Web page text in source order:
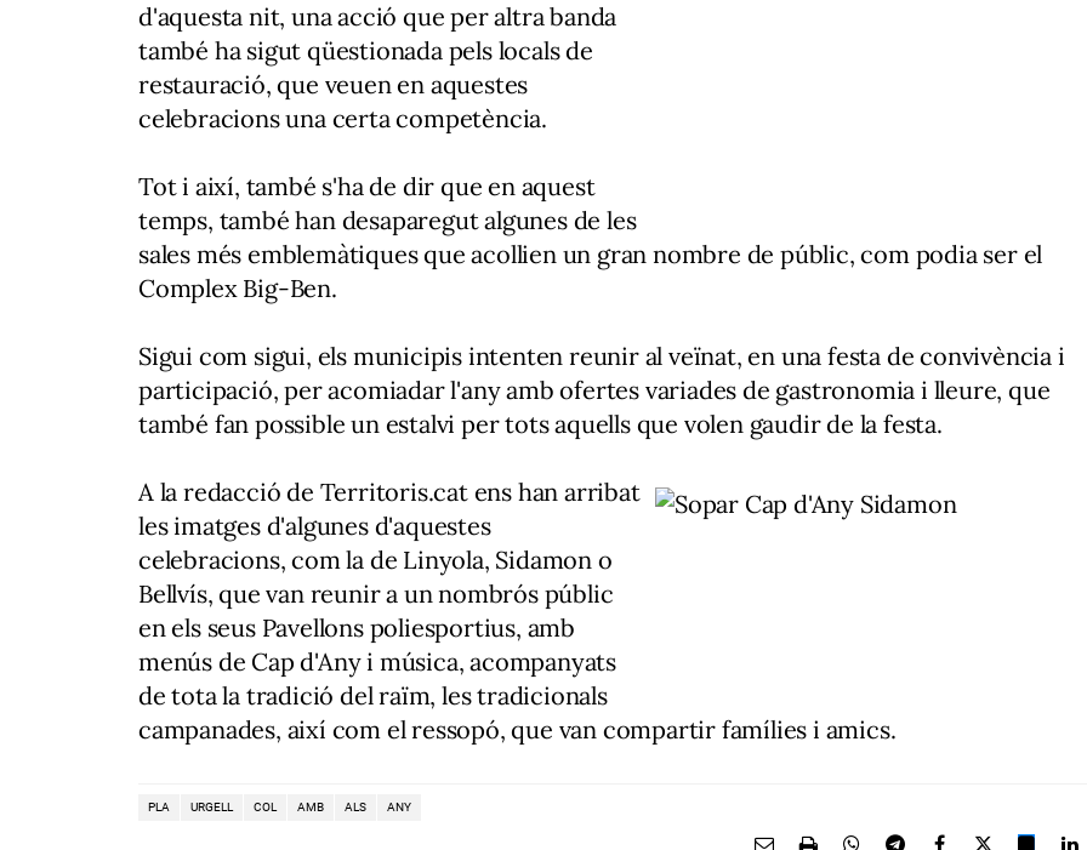
d'aquesta nit, una acció que per altra banda
també ha sigut qüestionada pels locals de
restauració, que veuen en aquestes
celebracions una certa competència.
Tot i així, també s'ha de dir que en aquest
temps, també han desaparegut algunes de les
sales més emblemàtiques que acollien un gran nombre de públic, com podia ser el
Complex Big-Ben.
Sigui com sigui, els municipis intenten reunir al veïnat, en una festa de convivència i
participació, per acomiadar l'any amb ofertes variades de gastronomia i lleure, que
també fan possible un estalvi per tots aquells que volen gaudir de la festa.
A la redacció de Territoris.cat ens han arribat
les imatges d'algunes d'aquestes
celebracions, com la de Linyola, Sidamon o
Bellvís, que van reunir a un nombrós públic
en els seus Pavellons poliesportius, amb
menús de Cap d'Any i música, acompanyats
de tota la tradició del raïm, les tradicionals
campanades, així com el ressopó, que van compartir famílies i amics.
PLA URGELL COL AMB ALS ANY